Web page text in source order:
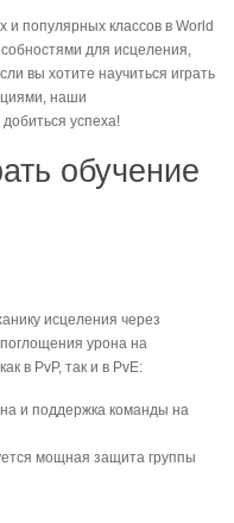
популярных классов в World
для исцеления,
вы хотите научиться играть
наши
успеха!
обучение
исцеления через
урона на
в PvP, так и в PvE:
и поддержка команды на
мощная защита группы